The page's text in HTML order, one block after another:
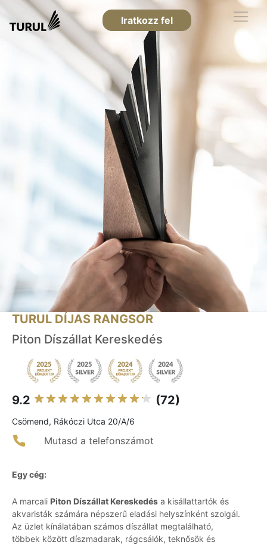
Iratkozz fel
TURUL DÍJAS RANGSOR
Piton Díszállat Kereskedés
9.2 (72)
Csömend, Rákóczi Utca 20/A/6
Mutasd a telefonszámot
Egy cég:
A marcali Piton Díszállat Kereskedés a kisállattartók és
akvaristák számára népszerű eladási helyszínként szolgál.
Az üzlet kínálatában számos díszállat megtalálható,
többek között díszmadarak, rágcsálók, teknősök és